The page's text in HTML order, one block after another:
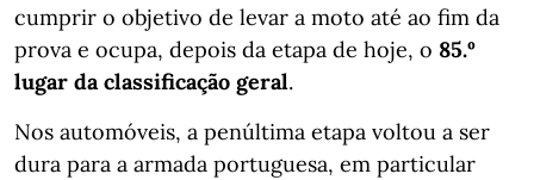
cumprir o objetivo de levar a moto até ao fim da
prova e ocupa, depois da etapa de hoje, o 85.º
lugar da classificação geral.
Nos automóveis, a penúltima etapa voltou a ser
dura para a armada portuguesa, em particular